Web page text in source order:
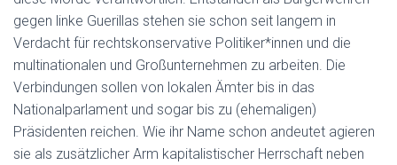
gegen linke Guerillas stehen sie schon seit langem in
Verdacht für rechtskonservative Politiker*innen und die
multinationalen und Großunternehmen zu arbeiten. Die
Verbindungen sollen von lokalen Ämter bis in das
Nationalparlament und sogar bis zu (ehemaligen)
Präsidenten reichen. Wie ihr Name schon andeutet agieren
sie als zusätzlicher Arm kapitalistischer Herrschaft neben